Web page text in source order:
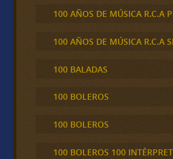
100 AÑOS DE MÚSICA R.C.A
100 AÑOS DE MÚSICA R.C.A
100 BALADAS
100 BOLEROS
100 BOLEROS
100 BOLEROS 100